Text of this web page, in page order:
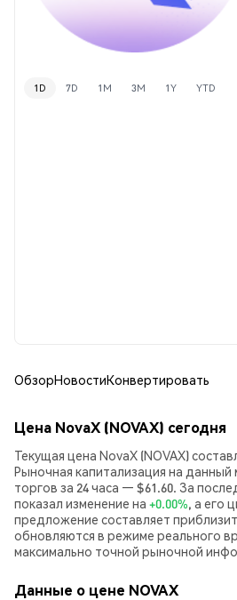
1D 7D 1M 3M 1Y YTD
ОбзорНовостиКонвертировать
Цена NovaX (NOVAX) сегодня
Текущая цена NovaX (NOVAX)
Рыночная капитализация на
торгов за 24 часа — $61.60. За
показал изменение на +0.00%, а его
предложение составляет
обновляются в режиме реального
максимально точной рыночной
Данные о цене NOVAX